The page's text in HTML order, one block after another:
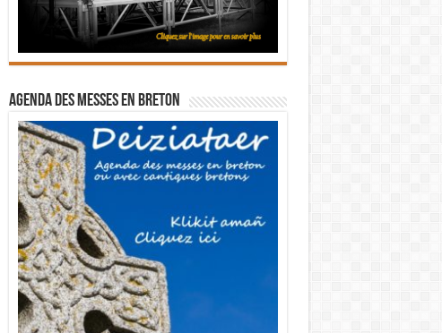
Agenda des messes en breton